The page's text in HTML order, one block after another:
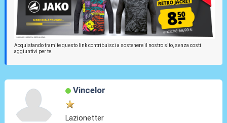
Acquistando tramite questo link contribuisci a sostenere il nostro sito, senza costi
aggiuntivi per te.
Vincelor
Lazionetter